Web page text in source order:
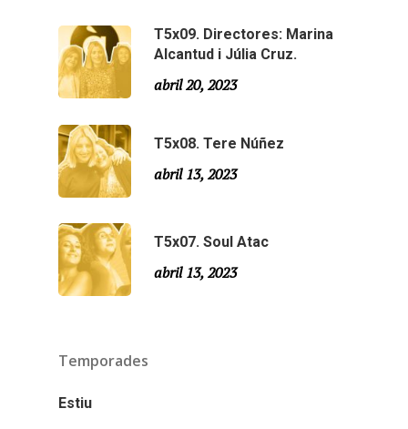
T5x09. Directores: Marina
Alcantud i Júlia Cruz.
abril 20, 2023
T5x08. Tere Núñez
abril 13, 2023
T5x07. Soul Atac
abril 13, 2023
Temporades
Estiu